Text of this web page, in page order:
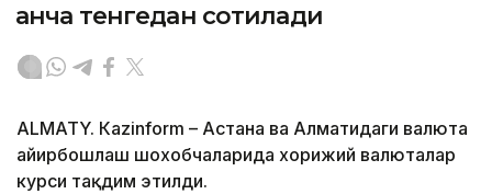
қанча тенгедан сотилади
ALMATY. Кazinform – Астана ва Алматидаги валюта
айирбошлаш шохобчаларида хорижий валюталар
курси тақдим этилди.